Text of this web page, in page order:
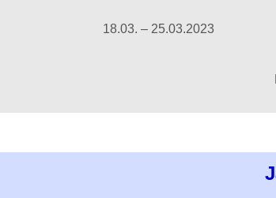
18.03. – 25.03.2023